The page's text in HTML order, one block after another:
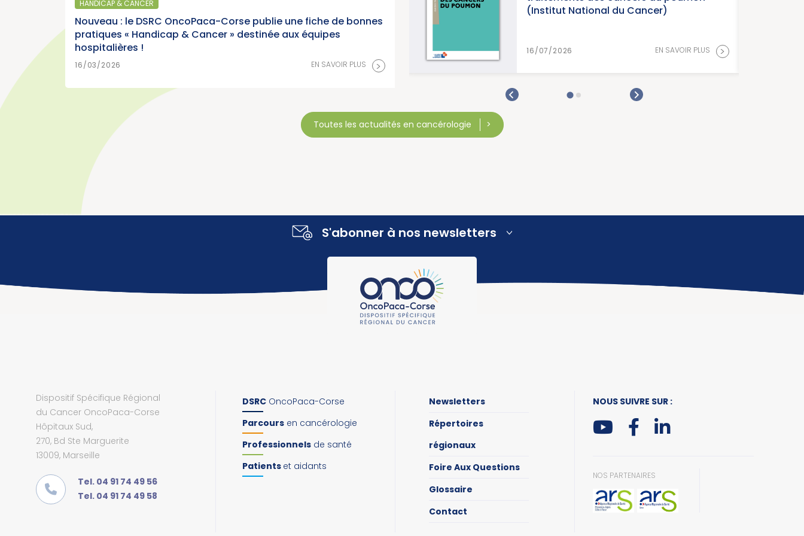
HANDICAP & CANCER
Nouveau : le DSRC OncoPaca-Corse publie une fiche de bonnes
pratiques « Handicap & Cancer » destinée aux équipes
hospitalières !
16/03/2026 EN SAVOIR PLUS >
Cancer)
(Institut National du Cancer)
16/07/2026 EN SAVOIR PLUS >
Toutes les actualités en cancérologie
S'abonner à nos newsletters
Dispositif Spécifique Régional
du Cancer OncoPaca-Corse
Hôpitaux Sud,
270, Bd Ste Marguerite
13009, Marseille
Tel. 04 91 74 49 56
Tel. 04 91 74 49 58
DSRC OncoPaca-Corse
Parcours en cancérologie
Professionnels de santé
Patients et aidants
Newsletters
Répertoires
régionaux
Foire Aux Questions
Glossaire
Contact
NOUS SUIVRE SUR :
NOS PARTENAIRES